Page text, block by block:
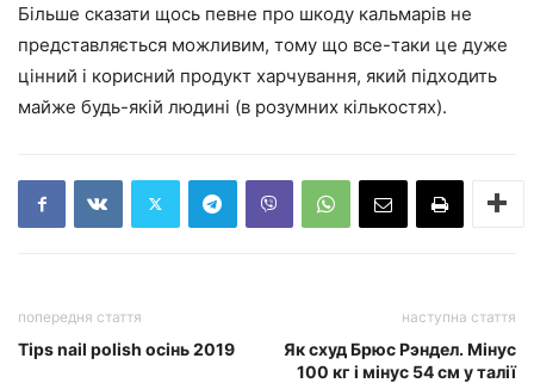
Більше сказати щось певне про шкоду кальмарів не
представляється можливим, тому що все-таки це дуже
цінний і корисний продукт харчування, який підходить
майже будь-якій людині (в розумних кількостях).
попередня стаття
Tips nail polish осінь 2019
наступна стаття
Як схуд Брюс Рэндел. Мінус
100 кг і мінус 54 см у талії